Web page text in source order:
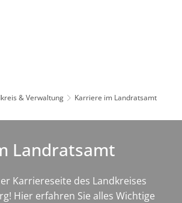
& Verwaltung Karriere im Landratsamt
Landratsamt
Karriereseite des Landkreises
Hier erfahren Sie alles Wichtige